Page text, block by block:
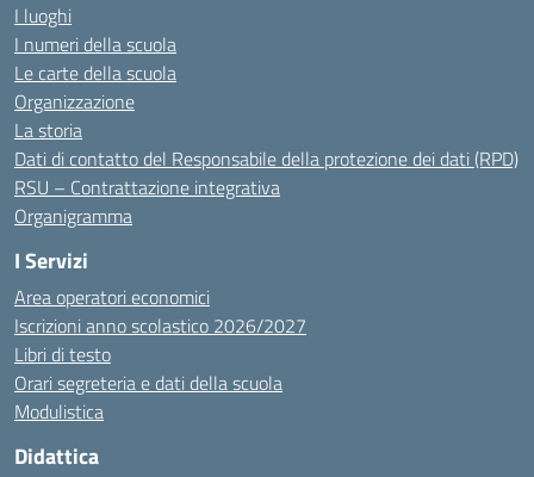
I luoghi
I numeri della scuola
Le carte della scuola
Organizzazione
La storia
Dati di contatto del Responsabile della protezione dei dati (RPD)
RSU – Contrattazione integrativa
Organigramma
I Servizi
Area operatori economici
Iscrizioni anno scolastico 2026/2027
Libri di testo
Orari segreteria e dati della scuola
Modulistica
Didattica